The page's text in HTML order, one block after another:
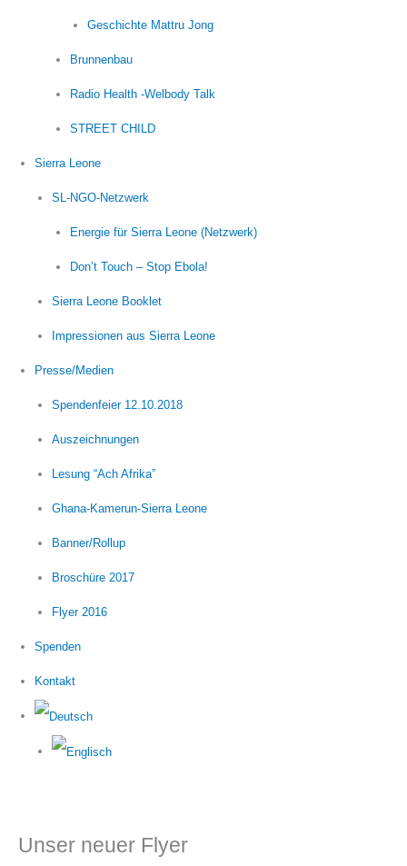
Geschichte Mattru Jong
Brunnenbau
Radio Health -Welbody Talk
STREET CHILD
Sierra Leone
SL-NGO-Netzwerk
Energie für Sierra Leone (Netzwerk)
Don’t Touch – Stop Ebola!
Sierra Leone Booklet
Impressionen aus Sierra Leone
Presse/Medien
Spendenfeier 12.10.2018
Auszeichnungen
Lesung “Ach Afrika”
Ghana-Kamerun-Sierra Leone
Banner/Rollup
Broschüre 2017
Flyer 2016
Spenden
Kontakt
Unser neuer Flyer